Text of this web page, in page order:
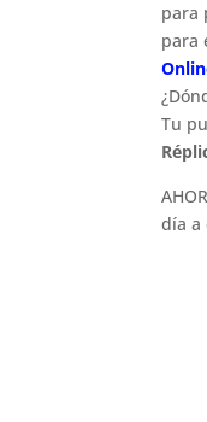
para
para
Tu
día a